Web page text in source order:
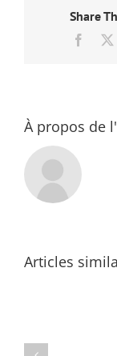
Share
À propos de
Articles